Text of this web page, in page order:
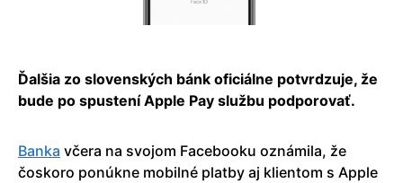
Ďalšia zo slovenských bánk oficiálne potvrdzuje, že
bude po spustení Apple Pay službu podporovať.
Banka včera na svojom Facebooku oznámila, že
čoskoro ponúkne mobilné platby aj klientom s Apple